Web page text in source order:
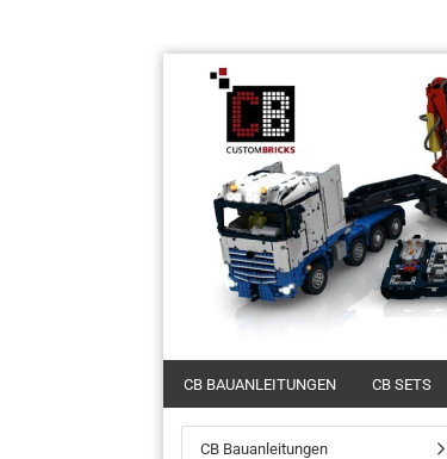
CB BAUANLEITUNGEN CB SETS
CB Bauanleitungen